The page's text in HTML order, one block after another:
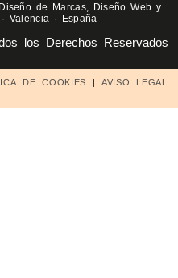
de Marcas, Diseño Web y
Valencia · España
los Derechos Reservados
DE COOKIES |AVISO LEGAL